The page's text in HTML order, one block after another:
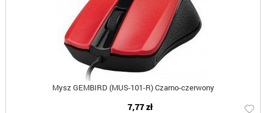
Mysz GEMBIRD (MUS-101-R) Czarno-czerwony
7,77 zł